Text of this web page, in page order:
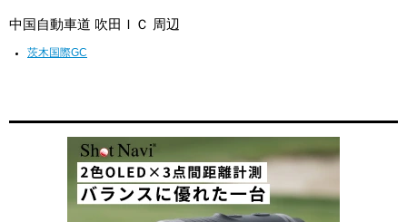
中国自動車道 吹田ＩＣ 周辺
茨木国際GC